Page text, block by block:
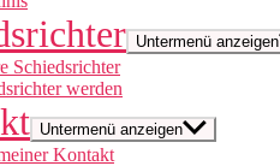
Untermenü anzeigen
Schiedsrichter
werden
Untermenü anzeigen
Kontakt